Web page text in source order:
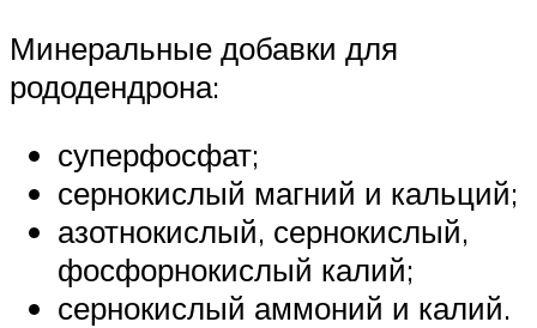
Минеральные добавки для
рододендрона:
суперфосфат;
сернокислый магний и кальций;
азотнокислый, сернокислый,
фосфорнокислый калий;
сернокислый аммоний и калий.